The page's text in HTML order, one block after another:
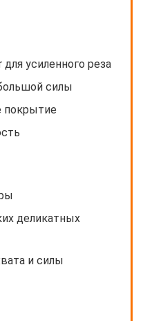
усиленного реза
силы
покрытие
деликатных
и силы